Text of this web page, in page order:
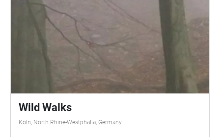
Wild Walks
Köln, North Rhine-Westphalia, Germany